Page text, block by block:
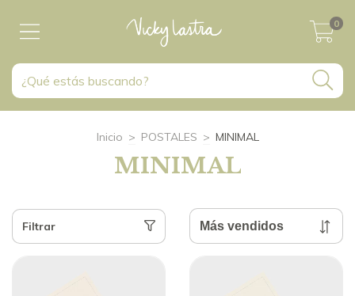
0
Inicio > POSTALES > MINIMAL
MINIMAL
Filtrar